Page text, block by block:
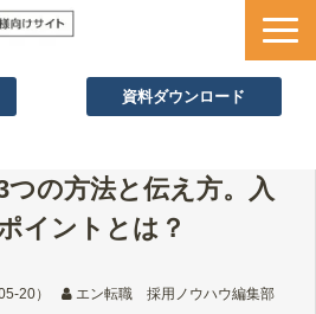
資料ダウンロード
採用ノウハウ
採用事例
セミナー情報
つの方法と伝え方。入
イントとは？
20）
エン転職 採用ノウハウ編集部